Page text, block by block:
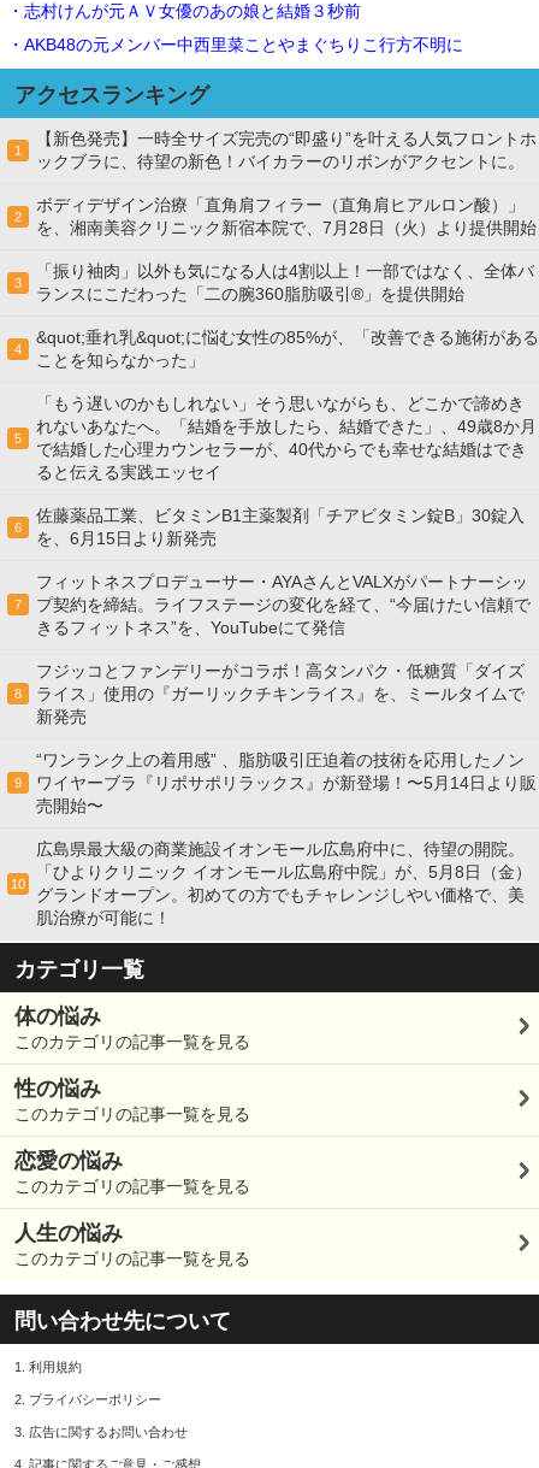
・志村けんが元ＡＶ女優のあの娘と結婚３秒前
・AKB48の元メンバー中西里菜ことやまぐちりこ行方不明に
アクセスランキング
1
【新色発売】一時全サイズ完売の“即盛り”を叶える人気フロントホ
ックブラに、待望の新色！バイカラーのリボンがアクセントに。
2
ボディデザイン治療「直角肩フィラー（直角肩ヒアルロン酸）」
を、湘南美容クリニック新宿本院で、7月28日（火）より提供開始
3
「振り袖肉」以外も気になる人は4割以上！一部ではなく、全体バ
ランスにこだわった「二の腕360脂肪吸引®」を提供開始
4
&quot;垂れ乳&quot;に悩む女性の85%が、「改善できる施術がある
ことを知らなかった」
5
「もう遅いのかもしれない」そう思いながらも、どこかで諦めき
れないあなたへ。「結婚を手放したら、結婚できた」、49歳8か月
で結婚した心理カウンセラーが、40代からでも幸せな結婚はでき
ると伝える実践エッセイ
6
佐藤薬品工業、ビタミンB1主薬製剤「チアビタミン錠B」30錠入
を、6月15日より新発売
7
フィットネスプロデューサー・AYAさんとVALXがパートナーシッ
プ契約を締結。ライフステージの変化を経て、“今届けたい信頼で
きるフィットネス”を、YouTubeにて発信
8
フジッコとファンデリーがコラボ！高タンパク・低糖質「ダイズ
ライス」使用の『ガーリックチキンライス』を、ミールタイムで
新発売
9
“ワンランク上の着用感” 、脂肪吸引圧迫着の技術を応用したノン
ワイヤーブラ『リポサポリラックス』が新登場！〜5月14日より販
売開始〜
10
広島県最大級の商業施設イオンモール広島府中に、待望の開院。
「ひよりクリニック イオンモール広島府中院」が、5月8日（金）
グランドオープン。初めての方でもチャレンジしやい価格で、美
肌治療が可能に！
カテゴリ一覧
体の悩み
このカテゴリの記事一覧を見る
性の悩み
このカテゴリの記事一覧を見る
恋愛の悩み
このカテゴリの記事一覧を見る
人生の悩み
このカテゴリの記事一覧を見る
問い合わせ先について
1. 利用規約
2. プライバシーポリシー
3. 広告に関するお問い合わせ
4. 記事に関するご意見・ご感想